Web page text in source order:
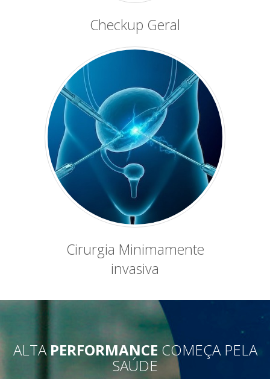
Checkup Geral
Cirurgia Minimamente
invasiva
ALTAPERFORMANCE COMEÇA PELA
SAÚDE